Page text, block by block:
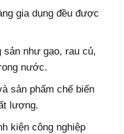
gia dụng đều được
sản như gạo, rau củ,
nước.
sản phẩm chế biến
lượng.
kiện công nghiệp